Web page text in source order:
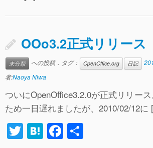
OOo3.2正式リリース
未分類 への投稿．タグ： OpenOffice.org 日記
者:Naoya Niwa
ついにOpenOffice3.2.0が正式リリー
ため一日遅れましたが、2010/02/12
T H F